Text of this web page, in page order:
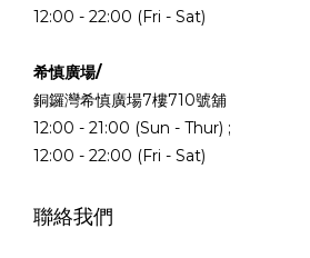
12:00 - 22:00 (Fri - Sat)
希慎廣場/
銅鑼灣希慎廣場7樓710號舖
12:00 - 21:00 (Sun - Thur) ;
12:00 - 22:00 (Fri - Sat)
聯絡我們